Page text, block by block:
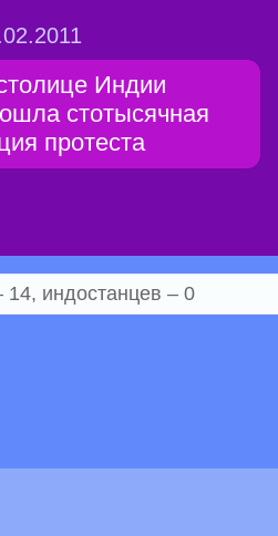
Индии
стотысячная
протеста
14, индостанцев – 0